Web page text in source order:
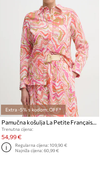
Extra -5% s kodom: OFF*
Pamučna košulja La Petite Française CHEYENNE
Trenutna cijena:
54,99 €
Regularna cijena:109,90 €
Najniža cijena:60,99 €